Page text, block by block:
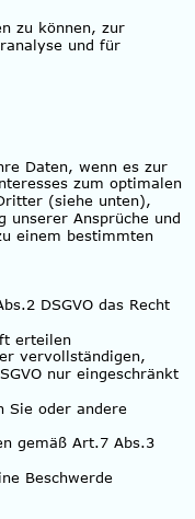
zu können, zur
und für
Daten, wenn es zur
zum optimalen
(siehe unten),
unserer Ansprüche und
einem bestimmten
DSGVO das Recht
erteilen
vervollständigen,
nur eingeschränkt
Sie oder andere
gemäß Art.7 Abs.3
Beschwerde